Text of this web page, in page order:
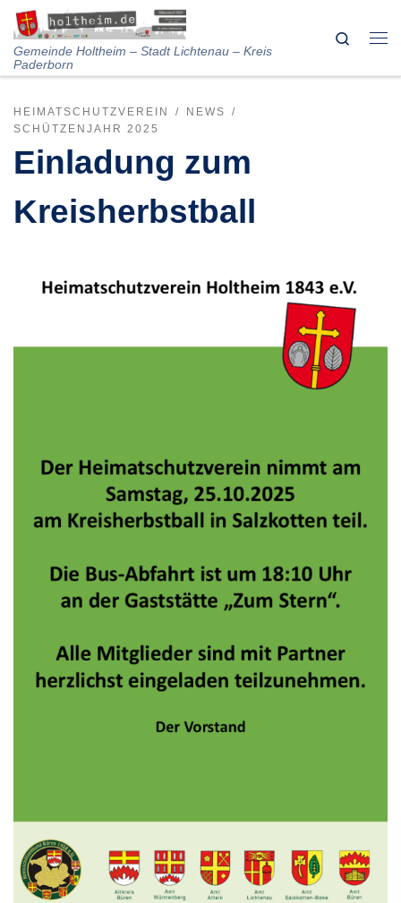
Skip to content
Gemeinde Holtheim – Stadt Lichtenau – Kreis
Paderborn
Search
HEIMATSCHUTZVEREIN
NEWS
SCHÜTZENJAHR 2025
Einladung zum
Kreisherbstball